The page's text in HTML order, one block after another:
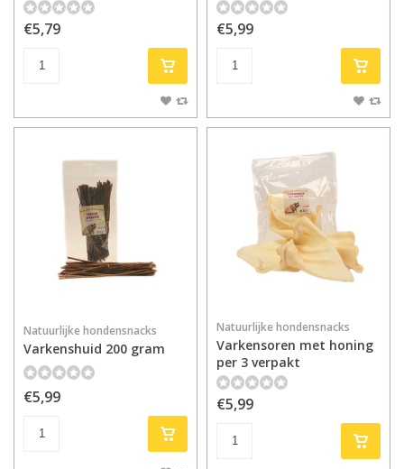
€5,79 €5,99
Natuurlijke hondensnacks
Varkenshuid 200 gram
€5,99
Natuurlijke hondensnacks
Varkensoren met honing
per 3 verpakt
€5,99